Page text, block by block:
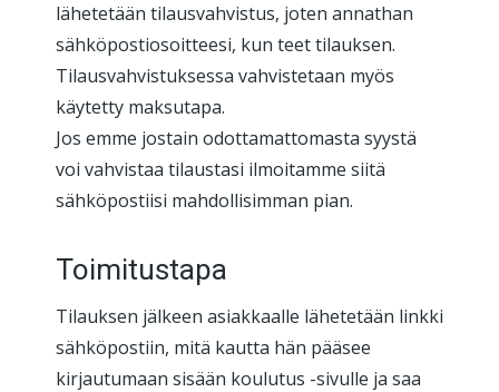
lähetetään tilausvahvistus, joten annathan
sähköpostiosoitteesi, kun teet tilauksen.
Tilausvahvistuksessa vahvistetaan myös
käytetty maksutapa.
Jos emme jostain odottamattomasta syystä
voi vahvistaa tilaustasi ilmoitamme siitä
sähköpostiisi mahdollisimman pian.
Toimitustapa
Tilauksen jälkeen asiakkaalle lähetetään linkki
sähköpostiin, mitä kautta hän pääsee
kirjautumaan sisään koulutus -sivulle ja saa